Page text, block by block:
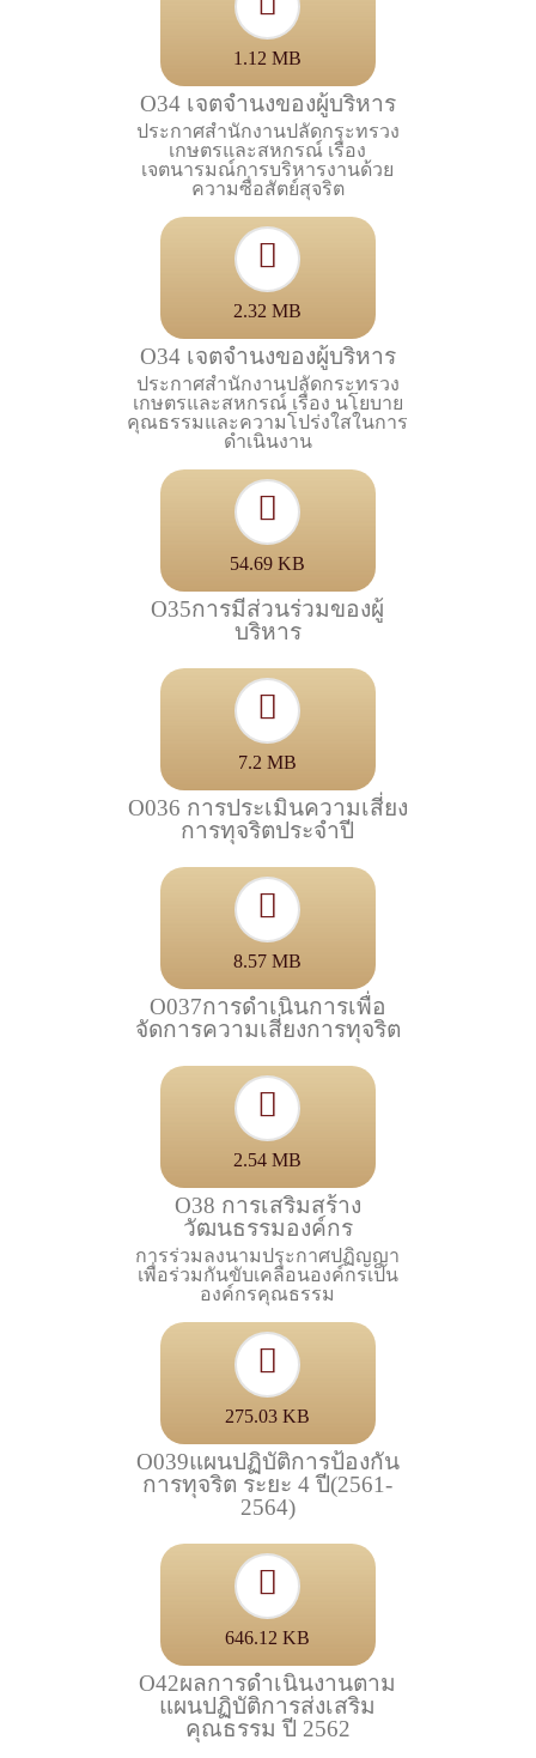
1.12 MB
O34 เจตจำนงของผู้บริหาร
ประกาศสำนักงานปลัดกระทรวง
เกษตรและสหกรณ์ เรื่อง
เจตนารมณ์การบริหารงานด้วย
ความซื่อสัตย์สุจริต
2.32 MB
O34 เจตจำนงของผู้บริหาร
ประกาศสำนักงานปลัดกระทรวง
เกษตรและสหกรณ์ เรื่อง นโยบาย
คุณธรรมและความโปร่งใสในการ
ดำเนินงาน
54.69 KB
O35การมีส่วนร่วมของผู้
บริหาร
7.2 MB
O036 การประเมินความเสี่ยง
การทุจริตประจำปี
8.57 MB
O037การดำเนินการเพื่อ
จัดการความเสี่ยงการทุจริต
2.54 MB
O38 การเสริมสร้าง
วัฒนธรรมองค์กร
การร่วมลงนามประกาศปฏิญญา
เพื่อร่วมกันขับเคลื่อนองค์กรเป็น
องค์กรคุณธรรม
275.03 KB
O039แผนปฏิบัติการป้องกัน
การทุจริต ระยะ 4 ปี(2561-
2564)
646.12 KB
O42ผลการดำเนินงานตาม
แผนปฏิบัติการส่งเสริม
คุณธรรม ปี 2562